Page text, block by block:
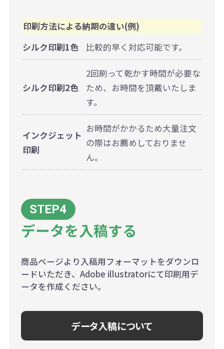
印刷方法による納期の違い(例)
シルク印刷1色
比較的早く対応可能です。
シルク印刷2色
2回刷って乾かす時間が必要な
ため、お時間を頂戴いたしま
す。
インクジェット
印刷
お時間がかかるため大量注文
の際はお薦めしておりませ
ん。
データを入稿する
商品ページより入稿用フォーマットをダウンロ
ードいただき、Adobe illustratorにて印刷用デ
ータを作成ください。
データ入稿について